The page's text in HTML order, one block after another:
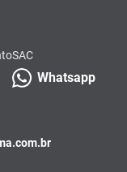
SAC
Whatsapp